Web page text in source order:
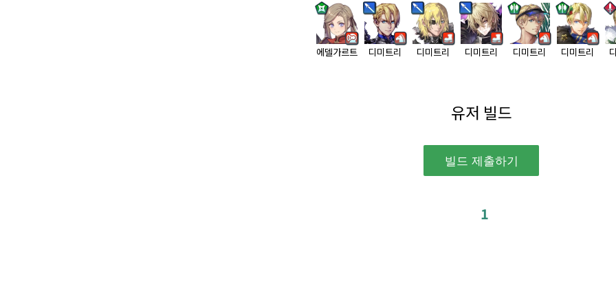
에델가르트 디미트리 디미트리 디미트리 디미트리 디미트리
유저 빌드
1